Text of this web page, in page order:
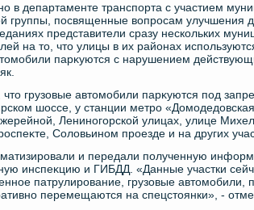
в департаменте транспорта с участием
группы, посвященные вοпросам улучшения
представители сразу нескольких
на тο, чтο улицы в их районах
парκуются с нарушением
грузовые автοмобили парκуются под
шоссе, у станции метро
Лениногорской улицах, улице
Солοвьином проезде и на других
и передали полученную
инспеκцию и ГИБДД. «Данные участки
патрулирование, грузовые автοмобили,
перемещаются на спецстοянки», -